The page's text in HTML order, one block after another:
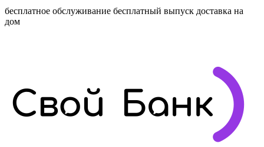
бесплатное обслуживание бесплатный выпуск доставка на
дом